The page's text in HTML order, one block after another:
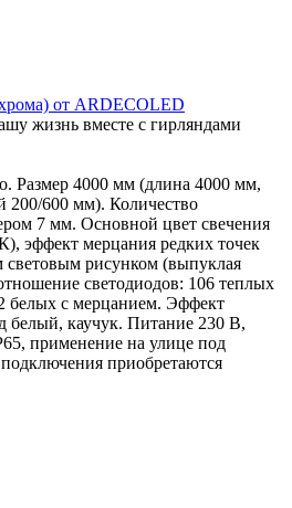
от ARDECOLED
жизнь вместе с гирляндами
Размер 4000 мм (длина 4000 мм,
200/600 мм). Количество
7 мм. Основной цвет свечения
мерцания редких точек
рисунком (выпуклая
светодиодов: 106 теплых
белых с мерцанием. Эффект
белый, каучук. Питание 230 В,
применение на улице под
приобретаются